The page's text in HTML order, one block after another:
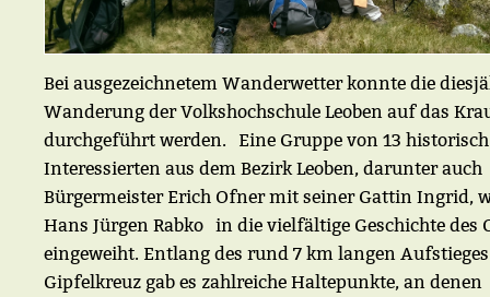
Bei ausgezeichnetem Wanderwetter konnte die
Wanderung der Volkshochschule Leoben auf das
durchgeführt werden. Eine Gruppe von 13 historisch
Interessierten aus dem Bezirk Leoben, darunter auch
Bürgermeister Erich Ofner mit seiner Gattin Ingrid,
Hans Jürgen Rabko in die vielfältige Geschichte des
eingeweiht. Entlang des rund 7 km langen
Gipfelkreuz gab es zahlreiche Haltepunkte, an denen